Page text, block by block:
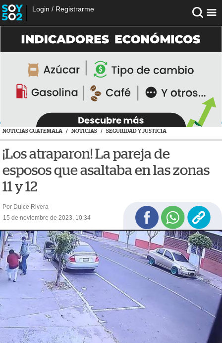
Login / Registrarme
NOTICIAS GUATEMALA / NOTICIAS / SEGURIDAD Y JUSTICIA
¡Los atraparon! La pareja de
esposos que asaltaba en las zonas
11 y 12
Por Dulce Rivera
15 de noviembre de 2023, 10:34